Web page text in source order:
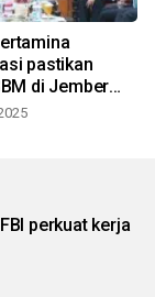
pastikan
di Jember
perkuat kerja